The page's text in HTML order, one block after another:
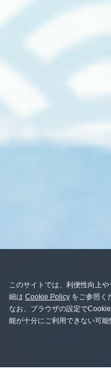
このサイトでは、利便性向上
細は Cookie Policy をご参照く
なお、ブラウザの設定で
能が十分にご利用できない可能